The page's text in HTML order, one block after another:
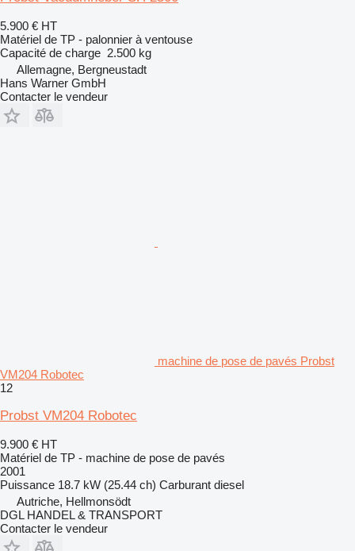
5.900 € HT
Matériel de TP - palonnier à ventouse
Capacité de charge 2.500 kg
Allemagne, Bergneustadt
Hans Warner GmbH
Contacter le vendeur
machine de pose de pavés Probst
VM204 Robotec
12
Probst VM204 Robotec
9.900 € HT
Matériel de TP - machine de pose de pavés
2001
Puissance 18.7 kW (25.44 ch) Carburant diesel
Autriche, Hellmonsödt
DGL HANDEL & TRANSPORT
Contacter le vendeur